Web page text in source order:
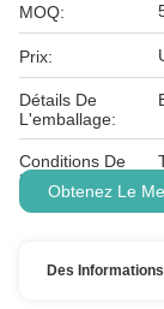
MOQ:
Prix:
Détails De
L'emballage:
Conditions De
Paiement:
Obtenez Le
Des